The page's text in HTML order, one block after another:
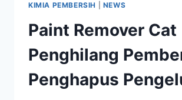
KIMIA PEMBERSIH NEWS
Paint Remover Cat
Penghilang
Penghapus